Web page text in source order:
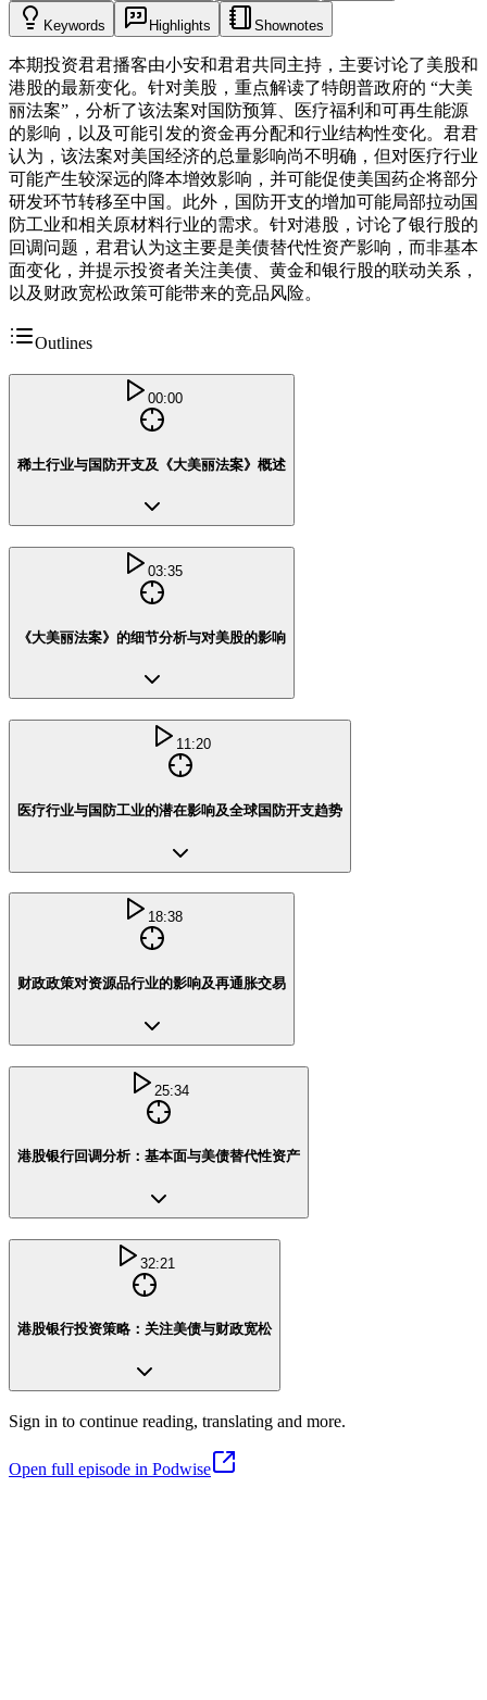
Keywords Highlights Shownotes
本期投资君君播客由小安和君君共同主持，主要讨论了美股和
港股的最新变化。针对美股，重点解读了特朗普政府的 “大美
丽法案”，分析了该法案对国防预算、医疗福利和可再生能源
的影响，以及可能引发的资金再分配和行业结构性变化。君君
认为，该法案对美国经济的总量影响尚不明确，但对医疗行业
可能产生较深远的降本增效影响，并可能促使美国药企将部分
研发环节转移至中国。此外，国防开支的增加可能局部拉动国
防工业和相关原材料行业的需求。针对港股，讨论了银行股的
回调问题，君君认为这主要是美债替代性资产影响，而非基本
面变化，并提示投资者关注美债、黄金和银行股的联动关系，
以及财政宽松政策可能带来的竞品风险。
Outlines
00:00
稀土行业与国防开支及《大美丽法案》概述
03:35
《大美丽法案》的细节分析与对美股的影响
11:20
医疗行业与国防工业的潜在影响及全球国防开支趋势
18:38
财政政策对资源品行业的影响及再通胀交易
25:34
港股银行回调分析：基本面与美债替代性资产
32:21
港股银行投资策略：关注美债与财政宽松
Sign in to continue reading, translating and more.
Open full episode in Podwise